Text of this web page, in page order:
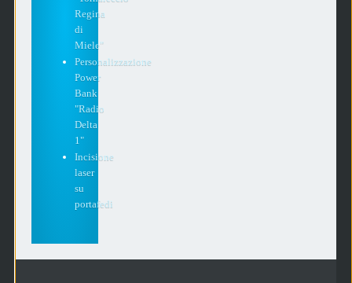
Regina
di
Miele"
Personalizzazione
Power
Bank
"Radio
Delta
1"
Incisione
laser
su
portafedi